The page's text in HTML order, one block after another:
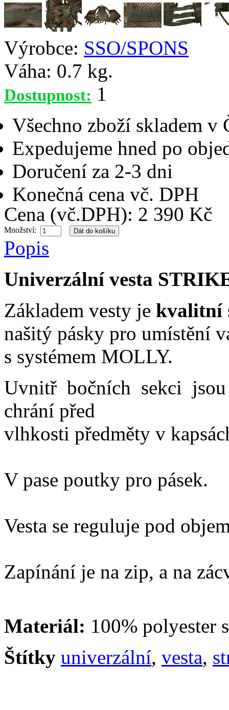
Výrobce: SSO/SPONS
Váha: 0.7 kg.
Dostupnost: 1
Všechno zboží skladem v
Expedujeme hned po
Doručení za 2-3 dni
Konečná cena vč. DPH
Cena (vč.DPH): 2 390 Kč
Množství:
Popis
Univerzální vesta
Základem vesty je kvalitní
našitý pásky pro umístění
s systémem MOLLY.
Uvnitř bočních sekci jsou
chrání před
vlhkosti předměty v
V pase poutky pro pásek.
Vesta se reguluje pod
Zapínání je na zip, a na
Materiál: 100% polyester
Štítky univerzální, vesta,